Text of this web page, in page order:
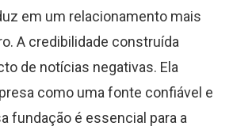
em um relacionamento mais
A credibilidade construída
de notícias negativas. Ela
como uma fonte confiável e
fundação é essencial para a